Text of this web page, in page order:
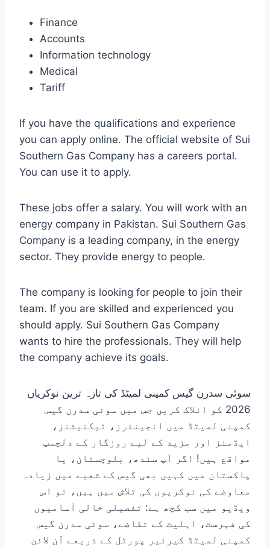
Finance
Accounts
Information technology
Medical
Tariff
If you have the qualifications and experience
you can apply online. The official website of Sui
Southern Gas Company has a careers portal.
You can use it to apply.
These jobs offer a salary. You will work with an
energy company in Pakistan. Sui Southern Gas
Company is a leading company, in the energy
sector. They provide energy to people.
The company is looking for people to join their
team. If you are skilled and experienced you
should apply. Sui Southern Gas Company
wants to hire the professionals. They will help
the company achieve its goals.
سوئی سدرن گیس کمپنی لمیٹڈ کی تازہ ترین نوکریاں
2026 کو انلاک کریں جس میں سوئی سدرن گیس
کمپنی لمیٹڈ میں انجینئرز، ٹیکنیشنز،
ایڈمنز اور مزید کے لیے روزگار کے دلچسپ
مواقع ہیں! اگر آپ سندھ، بلوچستان، یا
پاکستان میں کہیں بھی گیس کے شعبے میں زیادہ
معاوضے کی نوکریوں کی تلاش میں ہیں، تو اس
ویڈیو میں سب کچھ ہے: تفصیلی خالی آسامیوں
کی فہرست، اہلیت کے تقاضے، سوئی سدرن گیس
کمپنی لمیٹڈ کیرئیر پورٹل کے ذریعے آن لائن